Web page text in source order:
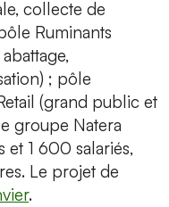
collecte de
Ruminants
; pôle
(grand public et
groupe Natera
1 600 salariés,
Le projet de
.